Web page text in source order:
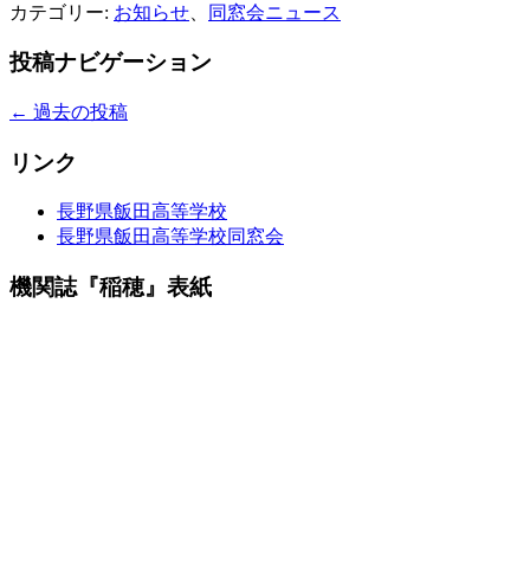
カテゴリー: お知らせ 同窓会ニュース
投稿ナビゲーション
← 過去の投稿
リンク
長野県飯田高等学校
長野県飯田高等学校同窓会
機関誌『稲穂』表紙